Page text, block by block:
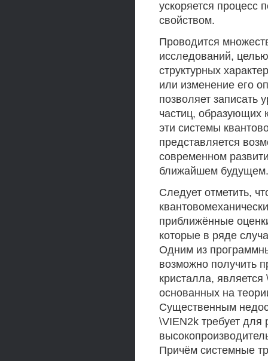
ускоряется
свойством.
Проводится
исследований,
структурных
или изменение его
позволяет
частиц, образующих
эти системы
представляется
современном
ближайшем будущем.
Следует отметить,
приближённые
которые в ряде
Одним из
возможно получить
кристалла,
основанных на
Существенным
\VIEN2k требует
Причём системные